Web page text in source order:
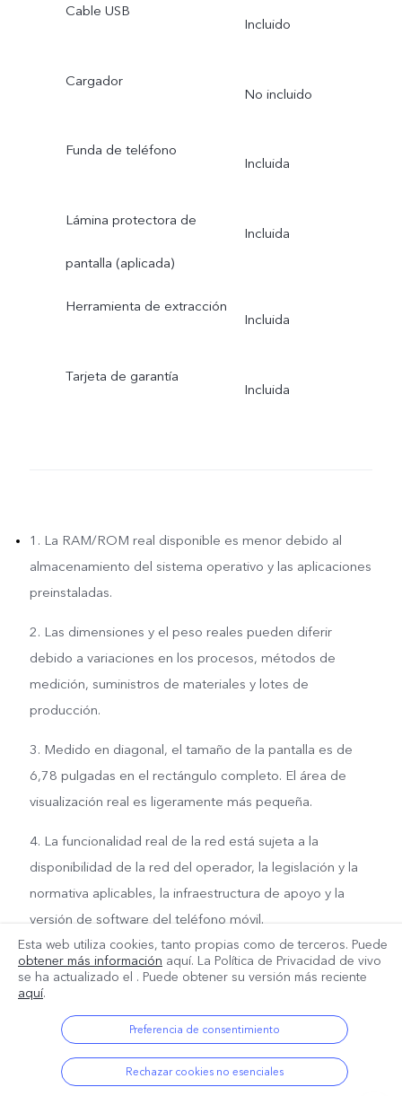
Cable USB
Incluido
Cargador
No incluido
Funda de teléfono
Incluida
Lámina protectora de
pantalla (aplicada)
Incluida
Herramienta de extracción
Incluida
Tarjeta de garantía
Incluida
1. La RAM/ROM real disponible es menor debido al
almacenamiento del sistema operativo y las aplicaciones
preinstaladas.
2. Las dimensiones y el peso reales pueden diferir
debido a variaciones en los procesos, métodos de
medición, suministros de materiales y lotes de
producción.
3. Medido en diagonal, el tamaño de la pantalla es de
6,78 pulgadas en el rectángulo completo. El área de
visualización real es ligeramente más pequeña.
4. La funcionalidad real de la red está sujeta a la
disponibilidad de la red del operador, la legislación y la
normativa aplicables, la infraestructura de apoyo y la
versión de software del teléfono móvil.
Esta web utiliza cookies, tanto propias como de terceros. Puede
obtener más información aquí. La Política de Privacidad de vivo
se ha actualizado el . Puede obtener su versión más reciente
aquí.
Preferencia de consentimiento
Rechazar cookies no esenciales